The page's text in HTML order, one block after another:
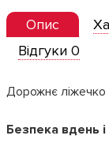
Опис
Відгуки 0
Дорожнє ліжечко
Безпека вдень і